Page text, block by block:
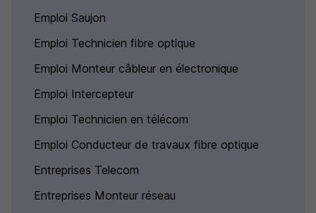
Emploi Saujon
Emploi Technicien fibre optique
Emploi Monteur câbleur en électronique
Emploi Intercepteur
Emploi Technicien en télécom
Emploi Conducteur de travaux fibre optique
Entreprises Telecom
Entreprises Monteur réseau